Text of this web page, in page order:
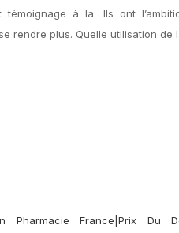
à la. Ils ont
rendre plus. Quelle utilisation de
France|Prix Du